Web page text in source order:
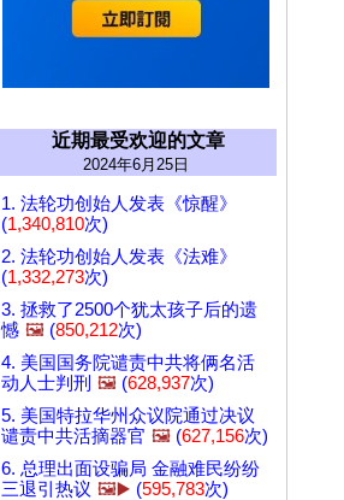
近期最受欢迎的文章
2024年6月25日
1. 法轮功创始人发表《惊醒》
(1,340,810次)
2. 法轮功创始人发表《法难》
(1,332,273次)
3. 拯救了2500个犹太孩子后的遗
憾 🖼️ (850,212次)
4. 美国国务院谴责中共将俩名活
动人士判刑 🖼️ (628,937次)
5. 美国特拉华州众议院通过决议
谴责中共活摘器官 🖼️ (627,156次)
6. 总理出面设骗局 金融难民纷纷
三退引热议 🖼️▶️ (595,783次)